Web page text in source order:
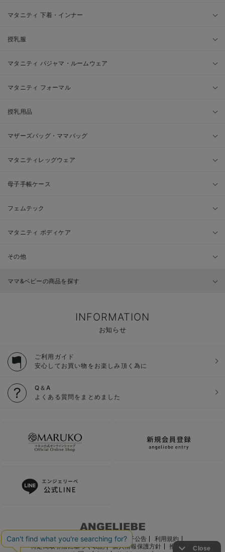
マタニティ 下着・インナー
授乳服
マタニティ パジャマ・ルームウェア
マタニティ フォーマル
授乳用品
マザーズバッグ・ママバッグ
マタニティレッグウェア
母子手帳ケース
フェムテック
マタニティ ボディケア
その他
ママ&ベビーの商品を探す
INFORMATION
お知らせ
ご利用ガイド
安心してお買い物をお楽しみ頂く為に
Q＆A
よくある質問をまとめました
ご利用ガイド 会社概要 電子公告
利用規約
特定商取引法に基づく表記
個人情報保護方針
推奨環境